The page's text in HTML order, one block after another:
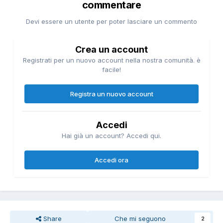
commentare
Devi essere un utente per poter lasciare un commento
Crea un account
Registrati per un nuovo account nella nostra comunità. è
facile!
Registra un nuovo account
Accedi
Hai già un account? Accedi qui.
Accedi ora
Share Che mi seguono 2